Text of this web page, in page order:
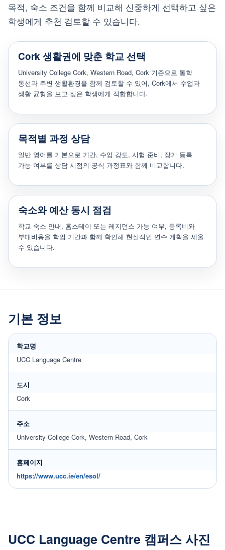
목적, 숙소 조건을 함께 비교해 신중하게 선택하고 싶은
학생에게 추천 검토할 수 있습니다.
Cork 생활권에 맞춘 학교 선택
University College Cork, Western Road, Cork 기준으로 통학
동선과 주변 생활환경을 함께 검토할 수 있어, Cork에서 수업과
생활 균형을 보고 싶은 학생에게 적합합니다.
목적별 과정 상담
일반 영어를 기본으로 기간, 수업 강도, 시험 준비, 장기 등록
가능 여부를 상담 시점의 공식 과정표와 함께 비교합니다.
숙소와 예산 동시 점검
학교 숙소 안내, 홈스테이 또는 레지던스 가능 여부, 등록비와
부대비용을 학업 기간과 함께 확인해 현실적인 연수 계획을 세울
수 있습니다.
기본 정보
학교명
UCC Language Centre
도시
Cork
주소
University College Cork, Western Road, Cork
홈페이지
https://www.ucc.ie/en/esol/
UCC Language Centre 캠퍼스 사진